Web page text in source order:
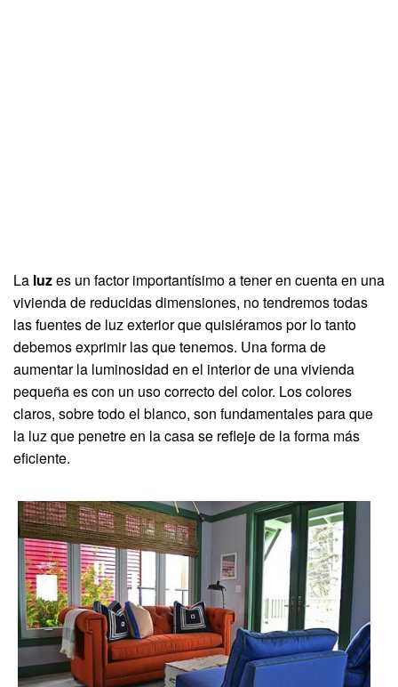
La luzes un factor importantísimo a tener en cuenta en una
vivienda de reducidas dimensiones, no tendremos todas
las fuentes de luz exterior que quisiéramos por lo tanto
debemos exprimir las que tenemos. Una forma de
aumentar la luminosidad en el interior de una vivienda
pequeña es con un uso correcto del color. Los colores
claros, sobre todo el blanco, son fundamentales para que
la luz que penetre en la casa se refleje de la forma más
eficiente.